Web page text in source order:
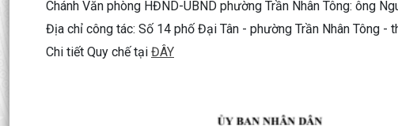
Chánh Văn phòng HĐND-UBND phường Trần Nhân Tông: ông
Địa chỉ công tác: Số 14 phố Đại Tân - phường Trần Nhân Tông -
Chi tiết Quy chế tại ĐÂY